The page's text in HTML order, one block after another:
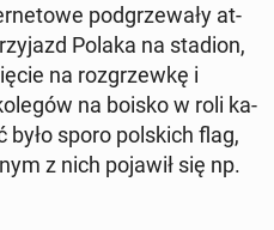
pod­grze­wa­ły at­
Polaka na stadion,
na roz­grzew­kę i
na boisko w roli ka­
sporo pol­skich flag,
z nich pojawił się np.